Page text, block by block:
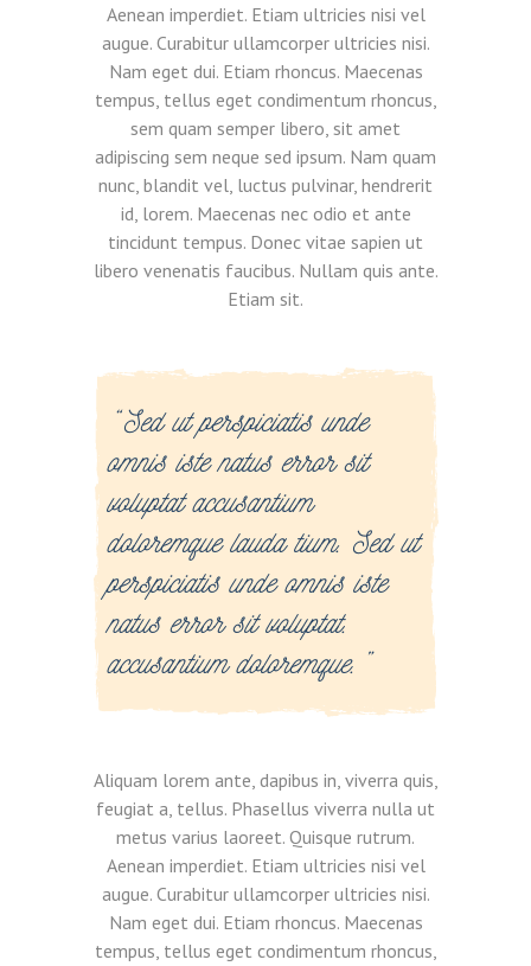
Aenean imperdiet. Etiam ultricies nisi vel
augue. Curabitur ullamcorper ultricies nisi.
Nam eget dui. Etiam rhoncus. Maecenas
tempus, tellus eget condimentum rhoncus,
sem quam semper libero, sit amet
adipiscing sem neque sed ipsum. Nam quam
nunc, blandit vel, luctus pulvinar, hendrerit
id, lorem. Maecenas nec odio et ante
tincidunt tempus. Donec vitae sapien ut
libero venenatis faucibus. Nullam quis ante.
Etiam sit.
“ Sed ut perspiciatis unde
omnis iste natus error sit
voluptat accusantium
doloremque lauda tium. Sed ut
perspiciatis unde omnis iste
natus error sit voluptat.
accusantium doloremque.”
Aliquam lorem ante, dapibus in, viverra quis,
feugiat a, tellus. Phasellus viverra nulla ut
metus varius laoreet. Quisque rutrum.
Aenean imperdiet. Etiam ultricies nisi vel
augue. Curabitur ullamcorper ultricies nisi.
Nam eget dui. Etiam rhoncus. Maecenas
tempus, tellus eget condimentum rhoncus,